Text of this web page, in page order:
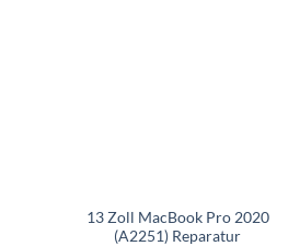
13 Zoll MacBook Pro 2020
(A2251) Reparatur